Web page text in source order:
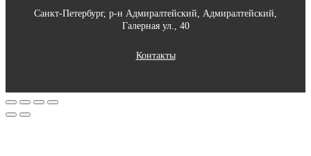
Санкт-Петербург, р-н Адмиралтейский, Адмиралтейский,
Галерная ул., 40
Контакты